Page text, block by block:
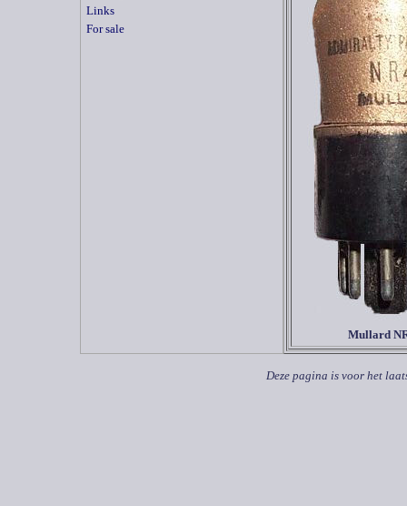
Links
For sale
Mullard
Deze pagina is voor het